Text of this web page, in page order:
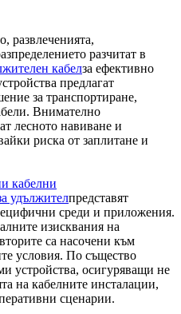
развлеченията,
разчитат в
кабелза ефективно
предлагат
за транспортиране,
Внимателно
лесното навиване и
риска от заплитане и
кабелни
удължителпредставят
среди и приложения.
изисквания на
са насочени към
условия. По същество
устройства, осигуряващи не
на кабелните инсталации,
сценарии.